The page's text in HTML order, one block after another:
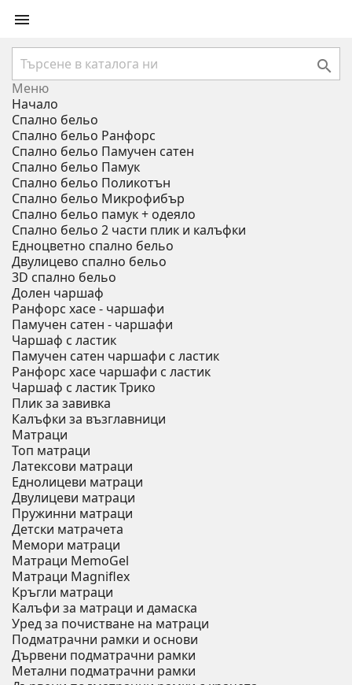


Меню
Начало
Спално бельо
Спално бельо Ранфорс
Спално бельо Памучен сатен
Спално бельо Памук
Спално бельо Поликотън
Спално бельо Микрофибър
Спално бельо памук + одеяло
Спално бельо 2 части плик и калъфки
Eдноцветно спално бельо
Двулицево спално бельо
3D спално бельо
Долен чаршаф
Ранфорс хасе - чаршафи
Памучен сатен - чаршафи
Чаршаф с ластик
Памучен сатен чаршафи с ластик
Ранфорс хасе чаршафи с ластик
Чаршаф с ластик Трико
Плик за завивкa
Калъфки за възглавници
Матраци
Топ матраци
Латексови матраци
Еднолицеви матраци
Двулицеви матраци
Пружинни матраци
Детски матрачета
Мемори матраци
Mатраци MemoGel
Матраци Мagniflex
Кръгли матраци
Калъфи за матраци и дамаска
Уред за почистване на матраци
Подматрачни рамки и основи
Дървени подматрачни рамки
Метални подматрачни рамки